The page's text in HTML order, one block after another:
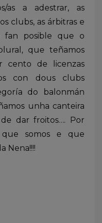
as a adestrar, as
clubs, as árbitras e
fan posible que o
que teñamos
cento de licenzas
con dous clubs
do balonmán
unha canteira
dar froitos…. Por
somos e que
Nena!!!!